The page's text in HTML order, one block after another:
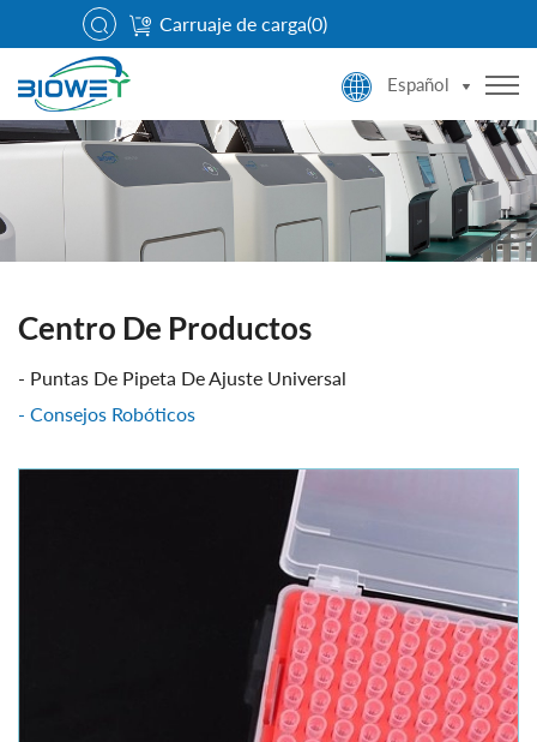
Carruaje de carga(0)
Español
Centro De Productos
Puntas De Pipeta De Ajuste Universal
Consejos Robóticos